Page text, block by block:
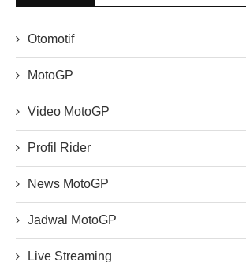
Otomotif
MotoGP
Video MotoGP
Profil Rider
News MotoGP
Jadwal MotoGP
Live Streaming